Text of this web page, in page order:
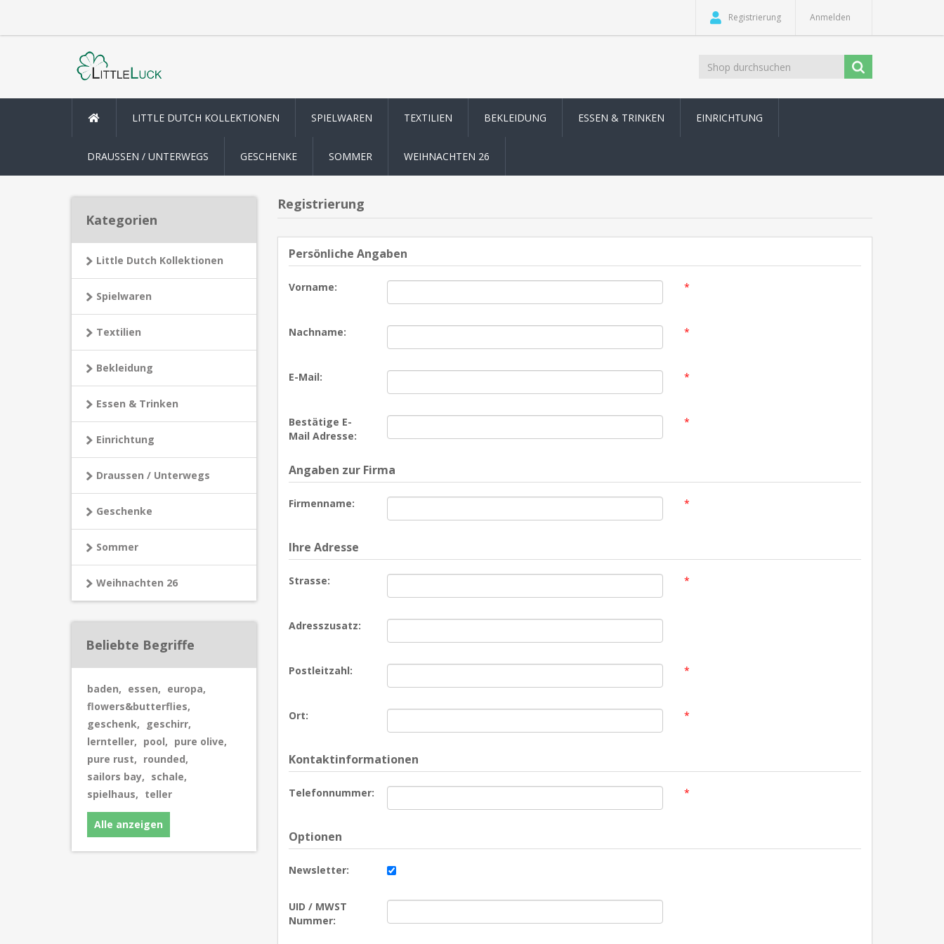
Registrierung Anmelden
LITTLE DUTCH KOLLEKTIONEN SPIELWAREN TEXTILIEN BEKLEIDUNG ESSEN & TRINKEN EINRICHTUNG
DRAUSSEN / UNTERWEGS GESCHENKE SOMMER WEIHNACHTEN 26
Kategorien
Little Dutch Kollektionen
Spielwaren
Textilien
Bekleidung
Essen & Trinken
Einrichtung
Draussen / Unterwegs
Geschenke
Sommer
Weihnachten 26
Beliebte Begriffe
baden, essen, europa,
flowers&butterflies,
geschenk, geschirr,
lernteller, pool, pure olive,
pure rust, rounded,
sailors bay, schale,
spielhaus, teller
Alle anzeigen
Registrierung
Persönliche Angaben
Vorname: *
Nachname: *
E-Mail: *
Bestätige E-
Mail Adresse:
*
Angaben zur Firma
Firmenname: *
Ihre Adresse
Strasse: *
Adresszusatz:
Postleitzahl: *
Ort: *
Kontaktinformationen
Telefonnummer: *
Optionen
Newsletter:
UID / MWST
Nummer: